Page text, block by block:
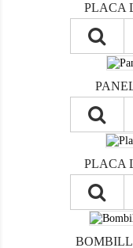
PLACA
PLACA